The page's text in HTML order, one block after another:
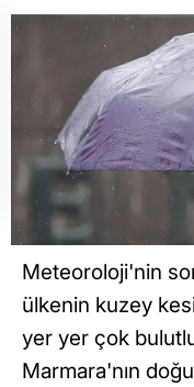
Meteoroloji'nin
ülkenin kuzey
yer yer çok
Marmara'nın